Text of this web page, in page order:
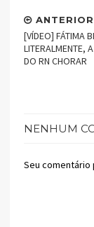
ANTERIOR
[VÍDEO] FÁTIMA
LITERALMENTE,
DO RN CHORAR
NENHUM
Seu comentário